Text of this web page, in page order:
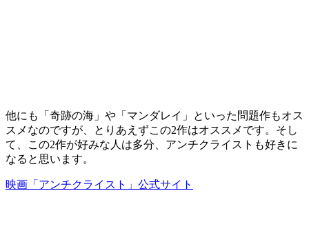
他にも「奇跡の海」や「マンダレイ」といった問題作もオス
スメなのですが、とりあえずこの2作はオススメです。そし
て、この2作が好みな人は多分、アンチクライストも好きに
なると思います。
映画「アンチクライスト」公式サイト